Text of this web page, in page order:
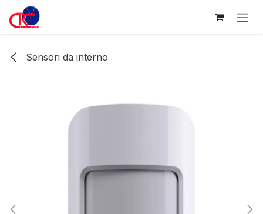
Passa al contenuto
Sensori da interno